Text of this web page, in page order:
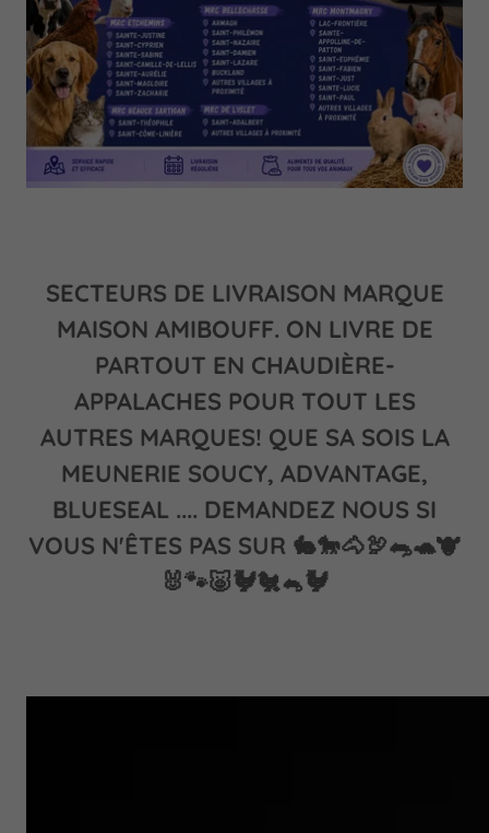
SECTEURS DE LIVRAISON MARQUE
MAISON AMIBOUFF. ON LIVRE DE
PARTOUT EN CHAUDIÈRE-
APPALACHES POUR TOUT LES
AUTRES MARQUES! QUE SA SOIS LA
MEUNERIE SOUCY, ADVANTAGE,
BLUESEAL .... DEMANDEZ NOUS SI
VOUS N'ÊTES PAS SUR 🐇🐎🐴🦃🐀🐢🐮
🐰🐾🐷🐓🐔🐁🐓